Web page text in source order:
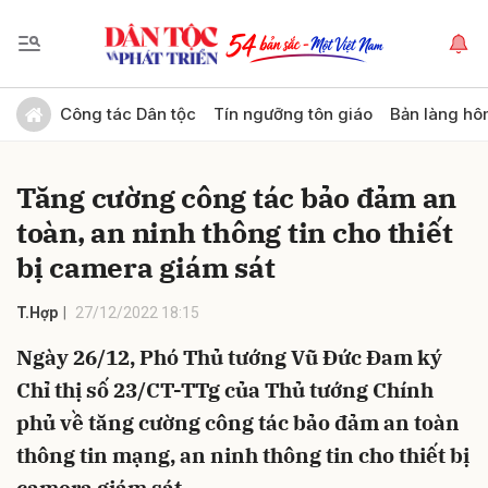
Công tác Dân tộc Tín ngưỡng tôn giáo Bản làng
Tăng cường công tác bảo đảm an
toàn, an ninh thông tin cho thiết
bị camera giám sát
T.Hợp 27/12/2022 18:15
Ngày 26/12, Phó Thủ tướng Vũ Đức Đam ký
Chỉ thị số 23/CT-TTg của Thủ tướng Chính
phủ về tăng cường công tác bảo đảm an toàn
thông tin mạng, an ninh thông tin cho thiết bị
Gửi bình luận